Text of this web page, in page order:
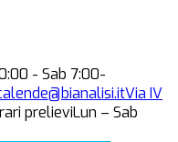
- Sab 7:00-
Via IV
prelieviLun – Sab